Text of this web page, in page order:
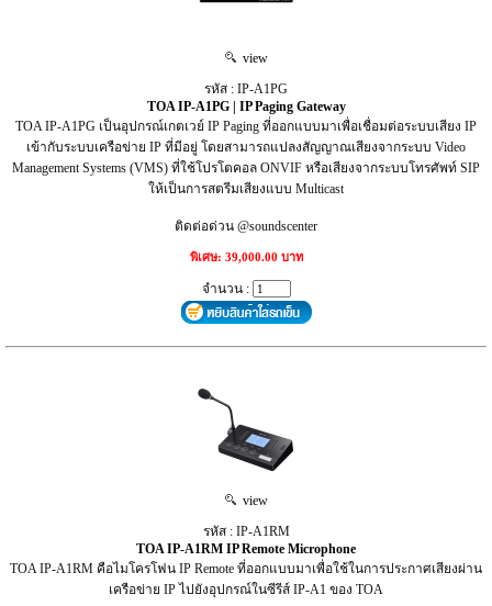
view
รหัส : IP-A1PG
TOA IP-A1PG | IP Paging Gateway
TOA IP-A1PG เป็นอุปกรณ์เกตเวย์ IP Paging ที่ออกแบบมาเพื่อเชื่อมต่อระบบเสียง IP
เข้ากับระบบเครือข่าย IP ที่มีอยู่ โดยสามารถแปลงสัญญาณเสียงจากระบบ Video
Management Systems (VMS) ที่ใช้โปรโตคอล ONVIF หรือเสียงจากระบบโทรศัพท์ SIP
ให้เป็นการสตรีมเสียงแบบ Multicast
ติดต่อด่วน @soundscenter
พิเศษ: 39,000.00 บาท
จำนวน :
view
รหัส : IP-A1RM
TOA IP-A1RM IP Remote Microphone
TOA IP-A1RM คือไมโครโฟน IP Remote ที่ออกแบบมาเพื่อใช้ในการประกาศเสียงผ่าน
เครือข่าย IP ไปยังอุปกรณ์ในซีรีส์ IP-A1 ของ TOA